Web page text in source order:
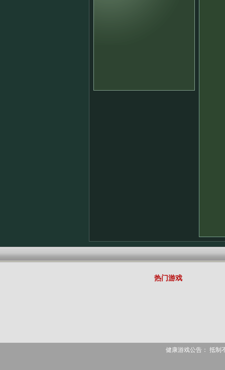
热门游戏
健康游戏公告： 抵制